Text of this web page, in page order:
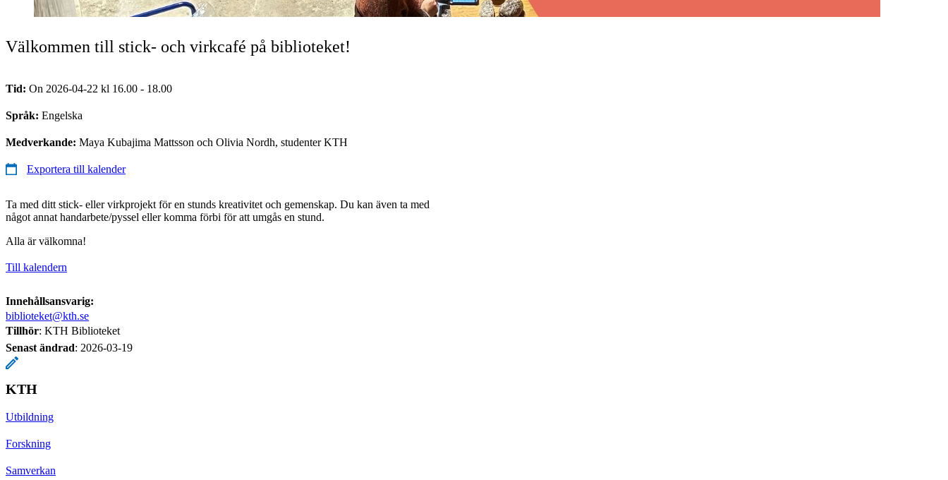
Välkommen till stick- och virkcafé på biblioteket!
Tid: On 2026-04-22 kl 16.00 - 18.00
Språk: Engelska
Medverkande: Maya Kubajima Mattsson och Olivia Nordh, studenter KTH
Exportera till kalender
Ta med ditt stick- eller virkprojekt för en stunds kreativitet och gemenskap. Du kan även ta med
något annat handarbete/pyssel eller komma förbi för att umgås en stund.
Alla är välkomna!
Till kalendern
Innehållsansvarig:
biblioteket@kth.se
Tillhör: KTH Biblioteket
Senast ändrad: 2026-03-19
KTH
Utbildning
Forskning
Samverkan